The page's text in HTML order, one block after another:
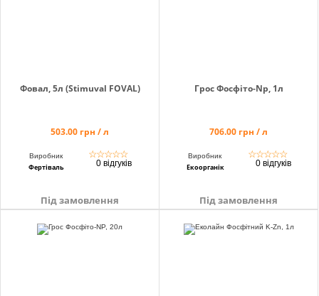
Фовал, 5л (Stimuval FOVAL)
503.00 грн / л
Виробник
Фертіваль
☆☆☆☆☆
0 відгуків
Під замовлення
Грос Фосфіто-Np, 1л
706.00 грн / л
Виробник
Екоорганік
☆☆☆☆☆
0 відгуків
Під замовлення